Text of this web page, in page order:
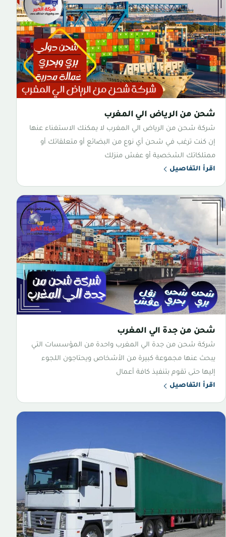
شحن من الرياض الي المغرب
شركة شحن من الرياض الي المغرب لا يمكنك الاستغناء عنها
إن كنت ترغب في شحن أي نوع من البضائع أو متعلقاتك أو
ممتلكاتك الشخصية أو عفش منزلك
اقرأ التفاصيل
شحن من جدة الي المغرب
شركة شحن من جدة الي المغرب واحدة من المؤسسات التي
يبحث عنها مجموعة كبيرة من الأشخاص ويحتاجون اللجوء
إليها حتى تقوم بتنفيذ كافة أعمال
اقرأ التفاصيل